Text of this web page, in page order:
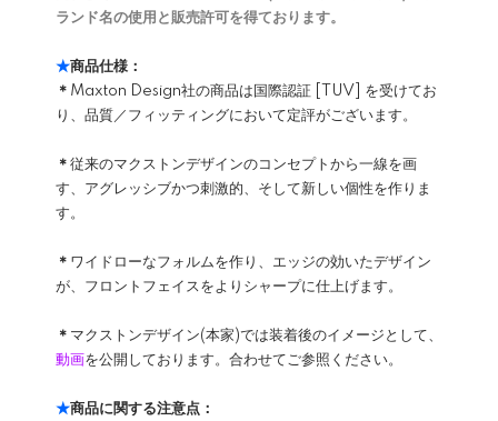
ランド名の使用と販売許可を得ております。
★商品仕様：
＊ Maxton Design社の商品は国際認証 [TUV] を受けてお
り、品質／フィッティングにおいて定評がございます。
＊ 従来のマクストンデザインのコンセプトから一線を画
す、アグレッシブかつ刺激的、そして新しい個性を作りま
す。
＊ ワイドローなフォルムを作り、エッジの効いたデザイン
が、フロントフェイスをよりシャープに仕上げます。
＊ マクストンデザイン(本家)では装着後のイメージとして、
動画を公開しております。合わせてご参照ください。
★商品に関する注意点：